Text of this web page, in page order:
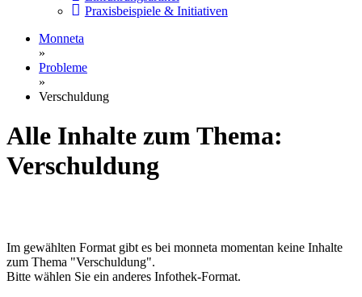
Praxisbeispiele & Initiativen
Monneta
»
Probleme
»
Verschuldung
Alle Inhalte zum Thema:
Verschuldung
Im gewählten Format gibt es bei monneta momentan keine Inhalte
zum Thema "Verschuldung".
Bitte wählen Sie ein anderes Infothek-Format.